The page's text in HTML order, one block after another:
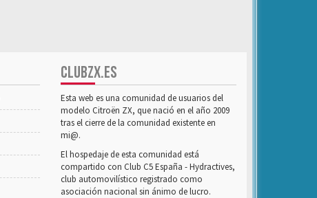
CLUBZX.ES
Esta web es una comunidad de usuarios del
modelo Citroën ZX, que nació en el año 2009
tras el cierre de la comunidad existente en
mi@.
El hospedaje de esta comunidad está
compartido con Club C5 España - Hydractives,
club automovilístico registrado como
asociación nacional sin ánimo de lucro.